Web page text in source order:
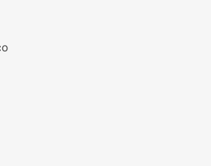
pele sensível e propensa
a pele macia e
/ Categoria)